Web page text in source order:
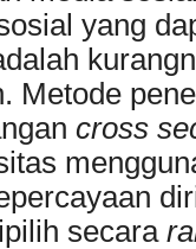
yang
Metode
cross
secara